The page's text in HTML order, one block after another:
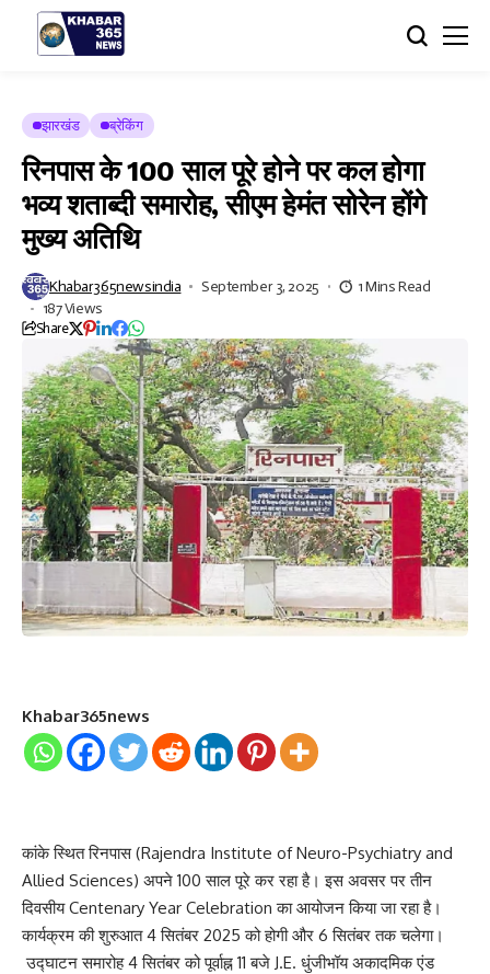
झारखंड ब्रेकिंग
रिनपास के 100 साल पूरे होने पर कल होगा
भव्य शताब्दी समारोह, सीएम हेमंत सोरेन होंगे
मुख्य अतिथि
Khabar365newsindia September 3, 2025
1 Mins Read
187 Views
Share
Khabar365news
कांके स्थित रिनपास (Rajendra Institute of Neuro-Psychiatry and
Allied Sciences) अपने 100 साल पूरे कर रहा है। इस अवसर पर तीन
दिवसीय Centenary Year Celebration का आयोजन किया जा रहा है।
कार्यक्रम की शुरुआत 4 सितंबर 2025 को होगी और 6 सितंबर तक चलेगा।
उद्घाटन समारोह 4 सितंबर को पूर्वाह्न 11 बजे J.E. धुंजीभॉय अकादमिक एंड